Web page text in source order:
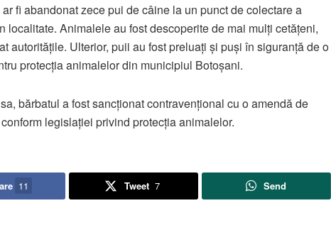
fi abandonat zece pui de câine la un punct de colectare a
localitate. Animalele au fost descoperite de mai mulți cetățeni,
autoritățile. Ulterior, puii au fost preluați și puși în siguranță de o
protecția animalelor din municipiul Botoșani.
bărbatul a fost sancționat contravențional cu o amendă de
legislației privind protecția animalelor.
11 Tweet 7 Send